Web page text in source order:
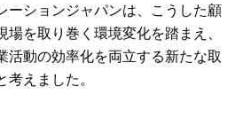
ーションジャパンは、こうした顧
を取り巻く環境変化を踏まえ、
活動の効率化を両立する新たな取
えました。